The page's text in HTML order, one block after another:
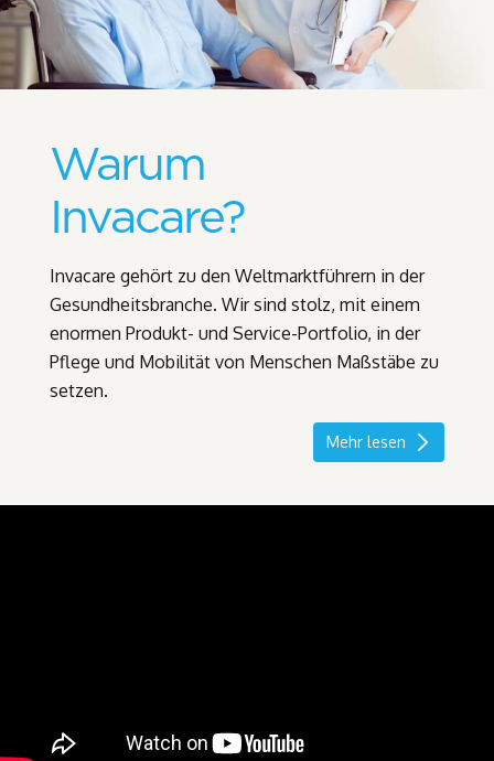
Warum
Invacare?
Invacare gehört zu den Weltmarktführern in der
Gesundheitsbranche. Wir sind stolz, mit einem
enormen Produkt- und Service-Portfolio, in der
Pflege und Mobilität von Menschen Maßstäbe zu
setzen.
Mehr lesen